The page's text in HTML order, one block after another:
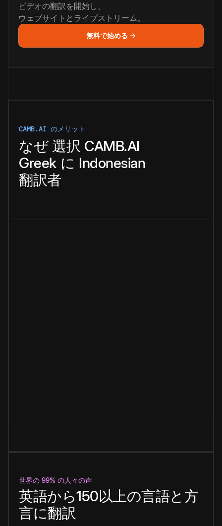
ビデオの翻訳を開始し、
ウェブサイトとライブストリーム。
無料で始める →
CAMB.AI のメリット
なぜ 選択 CAMB.AI
Greek に Indonesian
翻訳者
世界の 99% の人々の声
英語から150以上の言語と方
言に翻訳